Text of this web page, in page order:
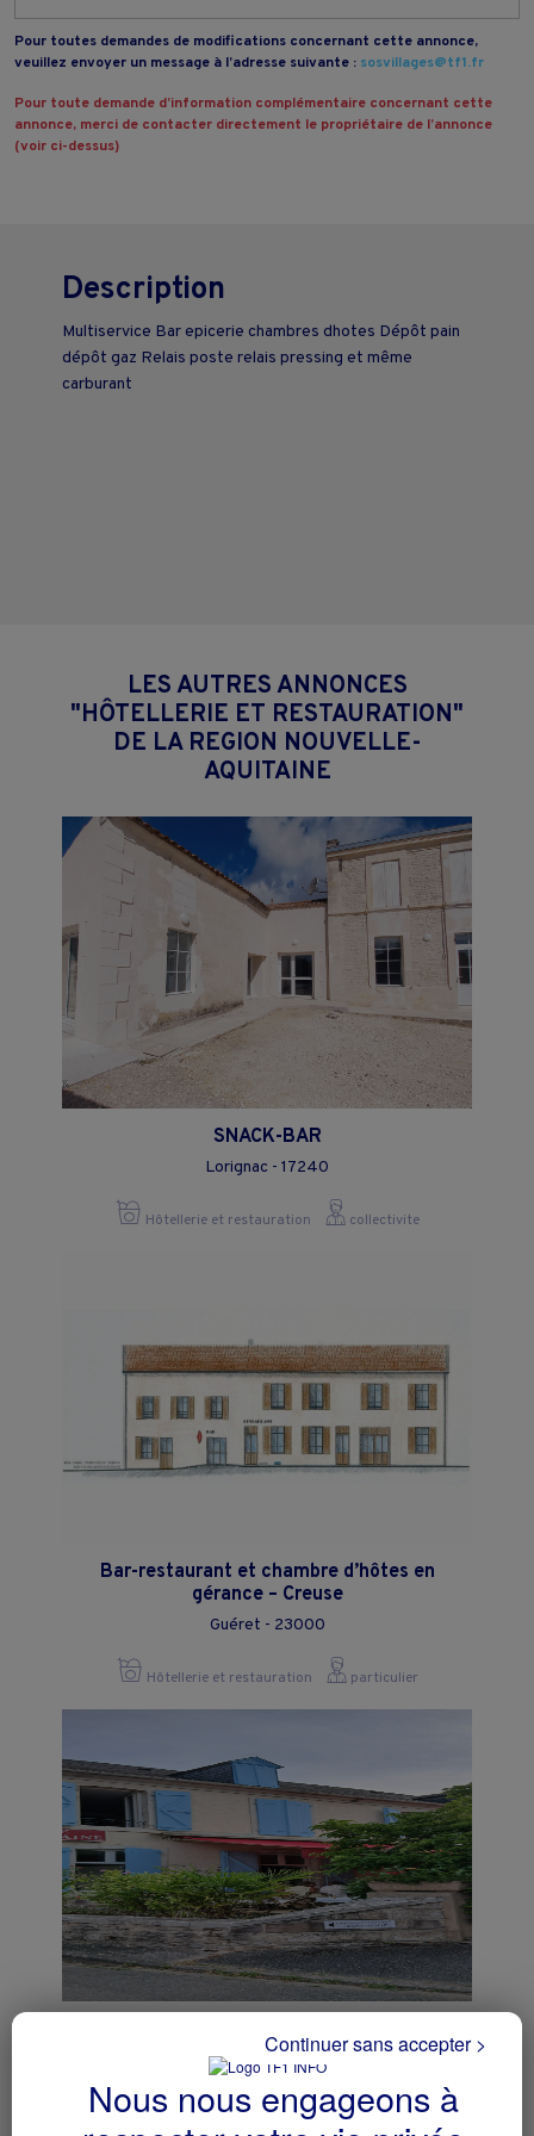
Pour toutes demandes de modifications concernant cette annonce,
veuillez envoyer un message à l’adresse suivante : sosvillages@tf1.fr
Pour toute demande d’information complémentaire concernant cette
annonce, merci de contacter directement le propriétaire de l’annonce
(voir ci-dessus)
Description
Multiservice Bar epicerie chambres dhotes Dépôt pain
dépôt gaz Relais poste relais pressing et même
carburant
LES AUTRES ANNONCES
"HÔTELLERIE ET RESTAURATION"
DE LA REGION NOUVELLE-
AQUITAINE
SNACK-BAR
Lorignac - 17240
Hôtellerie et restauration collectivite
Bar-restaurant et chambre d’hôtes en
gérance – Creuse
Guéret - 23000
Hôtellerie et restauration particulier
Laàs - 64390
Hôtellerie et restauration collectivite
Nous nous engageons à
Continuer sans accepter >